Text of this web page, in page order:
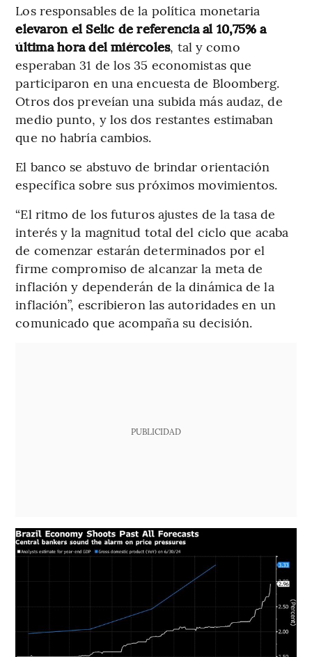
Los responsables de la política monetaria
elevaron el Selic de referencia al 10,75% a
última hora del miércoles, tal y como
esperaban 31 de los 35 economistas que
participaron en una encuesta de Bloomberg.
Otros dos preveían una subida más audaz, de
medio punto, y los dos restantes estimaban
que no habría cambios.
El banco se abstuvo de brindar orientación
específica sobre sus próximos movimientos.
“El ritmo de los futuros ajustes de la tasa de
interés y la magnitud total del ciclo que acaba
de comenzar estarán determinados por el
firme compromiso de alcanzar la meta de
inflación y dependerán de la dinámica de la
inflación”, escribieron las autoridades en un
comunicado que acompaña su decisión.
PUBLICIDAD